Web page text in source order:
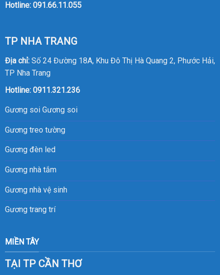
Hotline: 091.66.11.055
TP NHA TRANG
Địa chỉ:Số 24 Đường 18A, Khu Đô Thị Hà Quang 2, Phước Hải,
TP Nha Trang
Hotline: 0911.321.236
Gương soi Gương soi
Gương treo tường
Gương đèn led
Gương nhà tắm
Gương nhà vệ sinh
Gương trang trí
MIỀN TÂY
TẠI TP CẦN THƠ